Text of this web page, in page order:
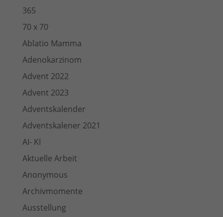
365
70 x 70
Ablatio Mamma
Adenokarzinom
Advent 2022
Advent 2023
Adventskalender
Adventskalener 2021
AI- KI
Aktuelle Arbeit
Anonymous
Archivmomente
Ausstellung